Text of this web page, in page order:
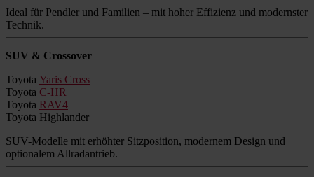
Ideal für Pendler und Familien – mit hoher Effizienz und modernster
Technik.
SUV & Crossover
Toyota Yaris Cross
Toyota C-HR
Toyota RAV4
Toyota Highlander
SUV-Modelle mit erhöhter Sitzposition, modernem Design und
optionalem Allradantrieb.